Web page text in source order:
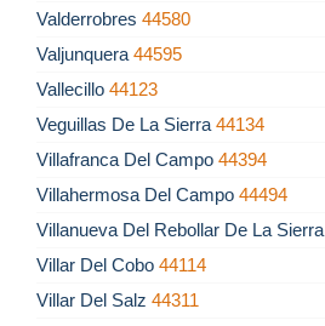
Valderrobres 44580
Valjunquera 44595
Vallecillo 44123
Veguillas De La Sierra 44134
Villafranca Del Campo 44394
Villahermosa Del Campo 44494
Villanueva Del Rebollar De La Sierra
Villar Del Cobo 44114
Villar Del Salz 44311